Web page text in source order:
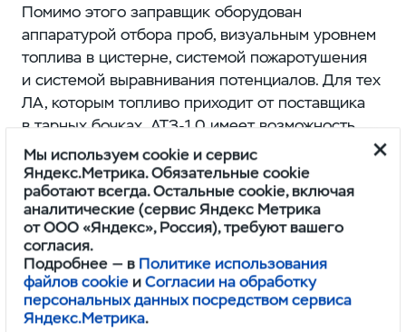
Помимо этого заправщик оборудован
аппаратурой отбора проб, визуальным уровнем
топлива в цистерне, системой пожаротушения
и системой выравнивания потенциалов. Для тех
ЛА, которым топливо приходит от поставщика
в тарных бочках, АТЗ-1,0 имеет возможность
самостоятельно наполнять цистерну
собственным насосом, а не брать наливом
с резервуара.
Мы используем cookie и сервис
Яндекс.Метрика. Обязательные cookie
работают всегда. Остальные cookie, включая
аналитические (сервис Яндекс Метрика
от ООО «Яндекс», Россия), требуют вашего
согласия.
Подробнее — в Политике использования
файлов cookie иСогласии на обработку
персональных данных посредством сервиса
Яндекс.Метрика.